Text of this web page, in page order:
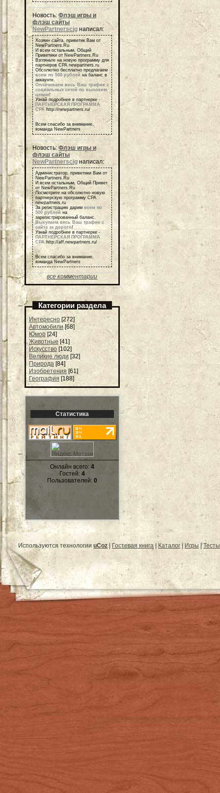
Новость: Флэш игры и
флэш сайты
NewPartnerscig написал:
Хозяин сайта, приветик Вам от
NewPartners.Ru
И всем остальным, Общий
Приветики от NewPartners.Ru
Взгляньте на новую программу для
партнеров СРА newpartners.ru
Обсолютно бесплатно предлагаем
всем по 500 рублей на баланс в
аккаунте.
Оплачиваем весь Ваш трафик с
социальных сетей по высоким
ценам!
Узнай подробнее в партнерке -
ПАРТНЕРСКАЯ ПРОГРАММА
СРА http://newpartners.ru/
Всем спасибо за внимание,
команда NewPartners
Новость: Флэш игры и
флэш сайты
NewPartnerscig написал:
Администратор, приветики Вам от
NewPartners.Ru
И всем остальным, Общий Привет
от NewPartners.Ru
Посмотрите на обсолютно новую
партнерскую программу СРА
newpartners.ru
За регистрацию дарим всем по
500 рублей на
зарегистрированный баланс.
Выкупаем весь Ваш трафик с
сайта за дорого!
Узнай подробнее в партнерке -
ПАРТНЕРСКАЯ ПРОГРАММА
СРА http://aff.newpartners.ru/
Всем спасибо за внимание,
команда NewPartners
все комментарии
Категории раздела
Интересно [272]
Автомобили [68]
Юмор [24]
Животные [41]
Искусство [102]
Великие люди [32]
Природа [84]
Изобретения [61]
География [188]
Статистика
Онлайн всего: 4
Гостей: 4
Пользователей: 0
Используются технологии uCoz Гостевая книга| Каталог Игры |Тесты